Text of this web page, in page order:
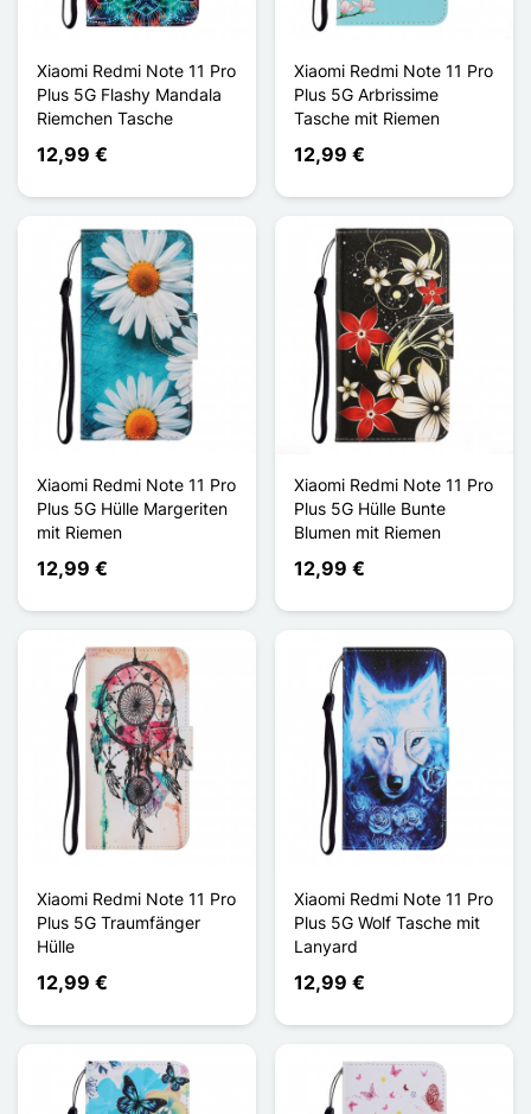
Xiaomi Redmi Note 11 Pro
Plus 5G Flashy Mandala
Riemchen Tasche
12,99 €
Xiaomi Redmi Note 11 Pro
Plus 5G Arbrissime
Tasche mit Riemen
12,99 €
Xiaomi Redmi Note 11 Pro
Plus 5G Hülle Margeriten
mit Riemen
12,99 €
Xiaomi Redmi Note 11 Pro
Plus 5G Hülle Bunte
Blumen mit Riemen
12,99 €
Xiaomi Redmi Note 11 Pro
Plus 5G Traumfänger
Hülle
12,99 €
Xiaomi Redmi Note 11 Pro
Plus 5G Wolf Tasche mit
Lanyard
12,99 €